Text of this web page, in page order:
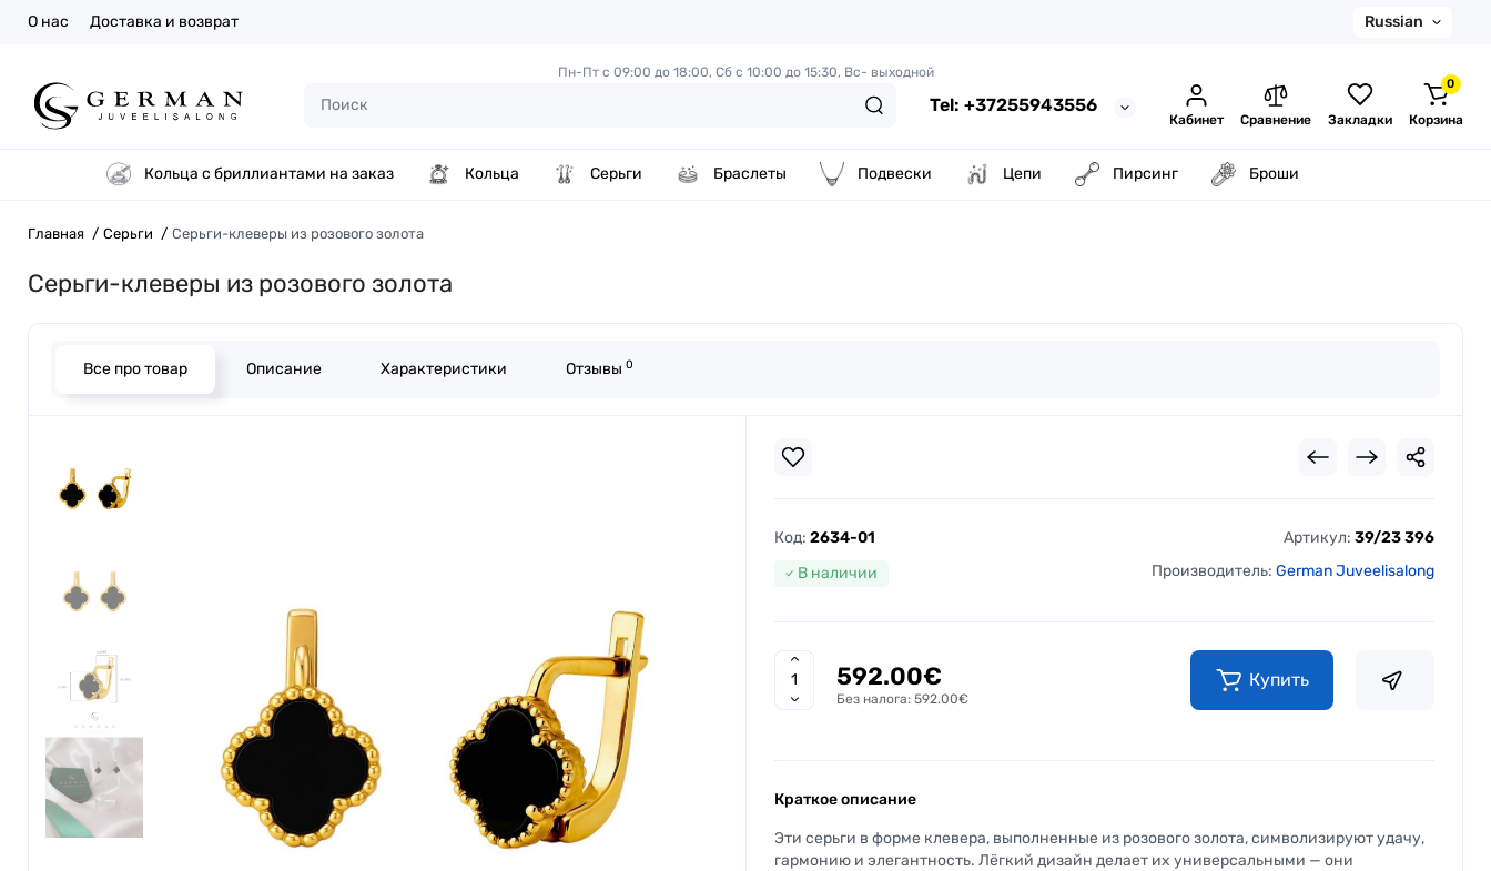
О нас Доставка и возврат Russian
Пн-Пт с 09:00 до 18:00, Сб с 10:00 до 15:30, Вс- выходной
Tel: +37255943556
Кабинет Сравнение Закладки
0
Корзина
Кольца с бриллиантами на заказ Кольца Серьги Браслеты Подвески Цепи Пирсинг Броши
Главная Серьги Серьги-клеверы из розового золота
Серьги-клеверы из розового золота
Все про товар Описание Характеристики Отзывы 0
Код: 2634-01 Артикул: 39/23 396
Производитель: German Juveelisalong
В наличии
592.00€
Без налога: 592.00€
Купить
Краткое описание
Эти серьги в форме клевера, выполненные из розового золота, символизируют удачу,
гармонию и элегантность. Лёгкий дизайн делает их универсальными — они